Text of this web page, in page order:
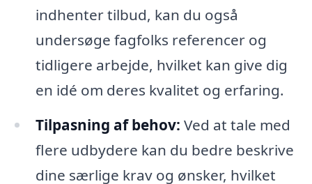
indhenter tilbud, kan du også
undersøge fagfolks referencer og
tidligere arbejde, hvilket kan give dig
en idé om deres kvalitet og erfaring.
Tilpasning af behov: Ved at tale med
flere udbydere kan du bedre beskrive
dine særlige krav og ønsker, hvilket